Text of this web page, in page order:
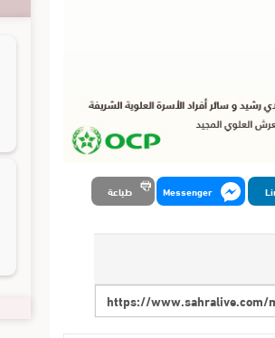
Messenger طباعة